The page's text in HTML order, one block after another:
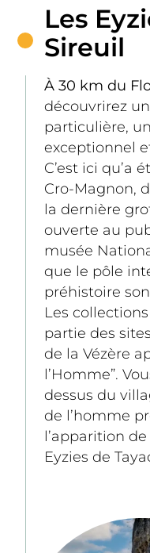
Les
Sireuil
À 30 km du
découvrirez
particulière,
exceptionnel
C’est ici qu’a
Cro-Magnon,
la dernière
ouverte au
musée
que le pôle
préhistoire
Les
partie des
de la Vézère
l’Homme”.
dessus du
de l’homme
l’apparition
Eyzies de